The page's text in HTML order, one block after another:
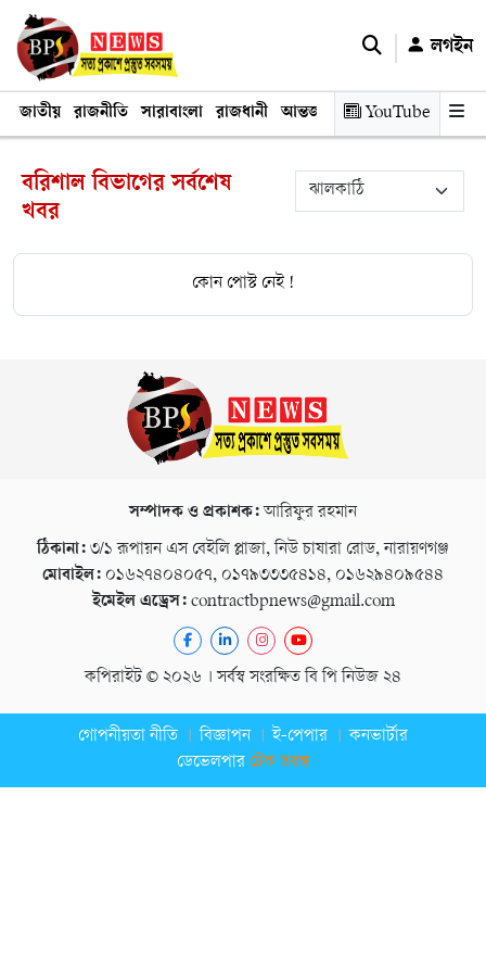
লগইন
জাতীয় রাজনীতি সারাবাংলা রাজধানী আন্তর্জাতিক অর্থনীতি তথ্য
YouTube
বরিশাল বিভাগের সর্বশেষ
খবর
কোন পোস্ট নেই !
সম্পাদক ও প্রকাশক:আরিফুর রহমান
ঠিকানা: ৩/১ রূপায়ন এস বেইলি প্লাজা, নিউ চাষারা রোড, নারায়ণগঞ্জ
মোবাইল: ০১৬২৭৪০৪০৫৭, ০১৭৯৩৩৩৫৪১৪, ০১৬২৯৪০৯৫৪৪
ইমেইল এড্রেস:contractbpnews@gmail.com
কপিরাইট © ২০২৬ । সর্বস্ব সংরক্ষিত বি পি নিউজ ২৪
গোপনীয়তা নীতি বিজ্ঞাপন ই-পেপার
কনভার্টার
ডেভেলপার টেক তরঙ্গ